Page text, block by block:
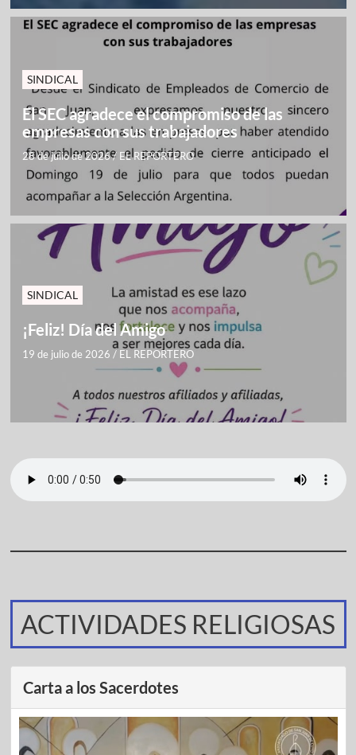
SINDICAL
El SEC agradece el compromiso de las
empresas con sus trabajadores
28 de julio de 2026/ EL REPORTERO
SINDICAL
¡Feliz! Día del Amigo
19 de julio de 2026 / EL REPORTERO
ACTIVIDADES RELIGIOSAS
Carta a los Sacerdotes